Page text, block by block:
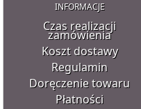
INFORMACJE
Czas realizacji
zamówienia
Koszt dostawy
Regulamin
Doręczenie towaru
Płatności